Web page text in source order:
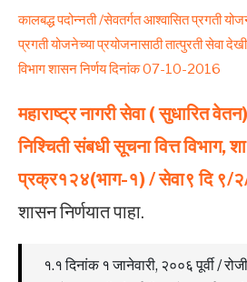
कालबद्ध पदोन्नती /सेवतर्गत आश्वासित प्रगती
प्रगती योजनेच्या प्रयोजनासाठी तात्पुरती सेवा
विभाग शासन निर्णय दिनांक 07-10-2016
महाराष्ट्रनागरीसेवा ( सुधारित
निश्चितीसंबधीसूचनावित्तविभाग,शा
प्रक्र१२४(भाग-१) / सेवा९ दि ९/
शासन निर्णयात पाहा.
१.१ दिनांक १ जानेवारी, २००६ पूर्वी /